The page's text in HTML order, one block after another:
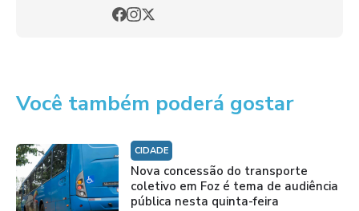
Você também poderá gostar
CIDADE
Nova concessão do transporte
coletivo em Foz é tema de audiência
pública nesta quinta-feira